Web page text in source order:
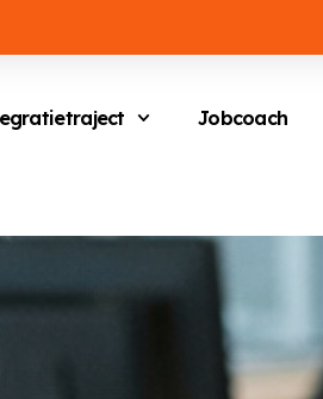
Jobcoach